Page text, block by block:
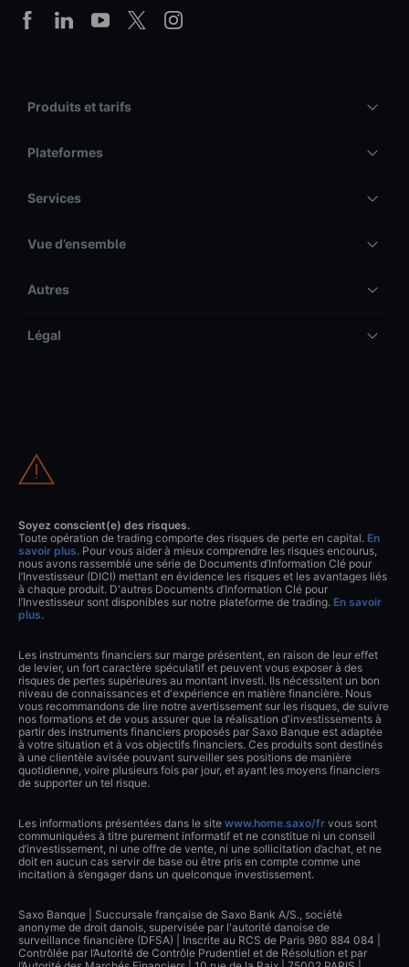
Produits et tarifs
Plateformes
Services
Vue d’ensemble
Autres
Légal
Soyez conscient(e) des risques.
Toute opération de trading comporte des risques de perte en capital. En
savoir plus. Pour vous aider à mieux comprendre les risques encourus,
nous avons rassemblé une série de Documents d’Information Clé pour
l’Investisseur (DICI) mettant en évidence les risques et les avantages liés
à chaque produit. D'autres Documents d’Information Clé pour
l’Investisseur sont disponibles sur notre plateforme de trading. En savoir
plus.
Les instruments financiers sur marge présentent, en raison de leur effet
de levier, un fort caractère spéculatif et peuvent vous exposer à des
risques de pertes supérieures au montant investi. Ils nécessitent un bon
niveau de connaissances et d'expérience en matière financière. Nous
vous recommandons de lire notre avertissement sur les risques, de suivre
nos formations et de vous assurer que la réalisation d'investissements à
partir des instruments financiers proposés par Saxo Banque est adaptée
à votre situation et à vos objectifs financiers. Ces produits sont destinés
à une clientèle avisée pouvant surveiller ses positions de manière
quotidienne, voire plusieurs fois par jour, et ayant les moyens financiers
de supporter un tel risque.
Les informations présentées dans le site www.home.saxo/fr vous sont
communiquées à titre purement informatif et ne constitue ni un conseil
d’investissement, ni une offre de vente, ni une sollicitation d’achat, et ne
doit en aucun cas servir de base ou être pris en compte comme une
incitation à s’engager dans un quelconque investissement.
Saxo Banque | Succursale française de Saxo Bank A/S., société
anonyme de droit danois, supervisée par l'autorité danoise de
surveillance financière (DFSA) | Inscrite au RCS de Paris 980 884 084 |
Contrôlée par l’Autorité de Contrôle Prudentiel et de Résolution et par